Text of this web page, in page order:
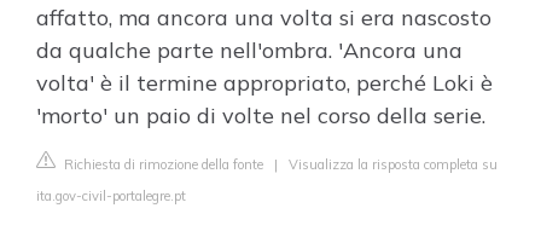
affatto, ma ancora una volta si era nascosto
da qualche parte nell'ombra. 'Ancora una
volta' è il termine appropriato, perché Loki è
'morto' un paio di volte nel corso della serie.
Richiesta di rimozione della fonte | Visualizza la risposta completa su
ita.gov-civil-portalegre.pt